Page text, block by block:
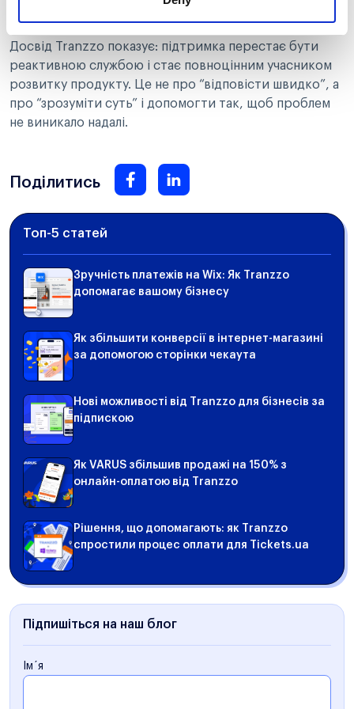
Підтримка перетворюється з пожежника на
стратегічного гравця.
Досвід Tranzzo показує: підтримка перестає бути
реактивною службою і стає повноцінним учасником
розвитку продукту. Це не про “відповісти швидко”, а
про “зрозуміти суть” і допомогти так, щоб проблем
не виникало надалі.
Поділитись
Топ-5 статей
Зручність платежів на Wix: Як Tranzzo
допомагає вашому бізнесу
Як збільшити конверсії в інтернет-магазині
за допомогою сторінки чекаута
Нові можливості від Tranzzo для бізнесів за
підпискою
Як VARUS збільшив продажі на 150% з
онлайн-оплатою від Tranzzo
Рішення, що допомагають: як Tranzzo
спростили процес оплати для Tickets.ua
Підпишіться на наш блог
Ім´я